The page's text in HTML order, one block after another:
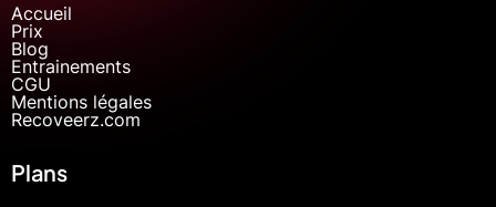
Accueil
Prix
Blog
Entrainements
CGU
Mentions légales
Recoveerz.com
Plans